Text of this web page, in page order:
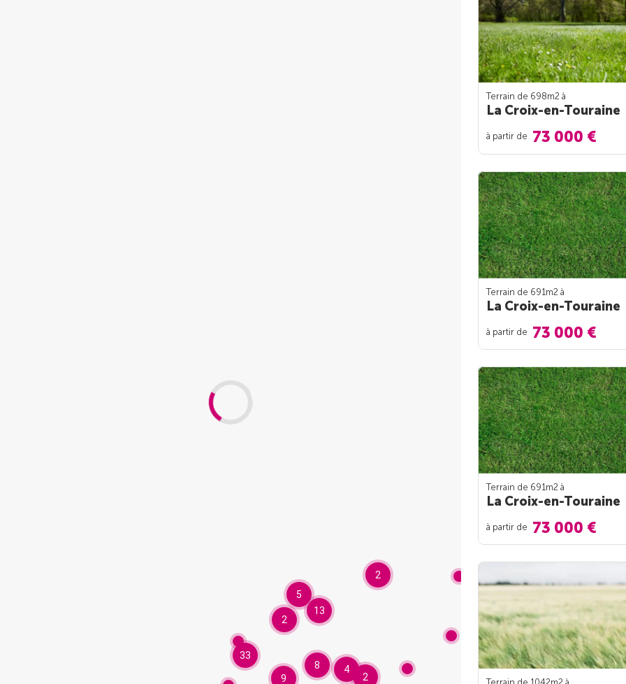
33
13
8 4
5
2
2
2
9
Terrain de 698m2 à
La Croix-en-Touraine
à partir de 73 000 €
Terrain de 691m2 à
La Croix-en-Touraine
à partir de 73 000 €
Terrain de 691m2 à
La Croix-en-Touraine
à partir de 73 000 €